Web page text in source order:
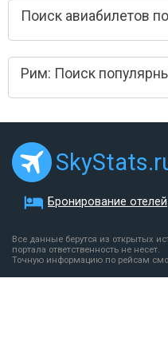
Поиск авиабилетов
Рим: Поиск
Бронирование отелей
Все данные берутся из открытых
портала ответственность не несет.
Точную информацию по рейсам